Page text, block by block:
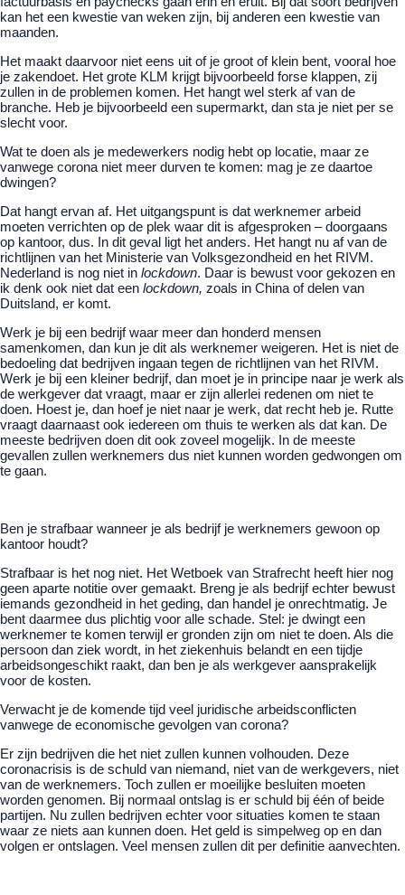
kan het een kwestie van weken zijn, bij anderen een kwestie van
maanden.
Het maakt daarvoor niet eens uit of je groot of klein bent, vooral hoe
je zakendoet. Het grote KLM krijgt bijvoorbeeld forse klappen, zij
zullen in de problemen komen. Het hangt wel sterk af van de
branche. Heb je bijvoorbeeld een supermarkt, dan sta je niet per se
slecht voor.
Wat te doen als je medewerkers nodig hebt op locatie, maar ze
vanwege corona niet meer durven te komen: mag je ze daartoe
dwingen?
Dat hangt ervan af. Het uitgangspunt is dat werknemer arbeid
moeten verrichten op de plek waar dit is afgesproken – doorgaans
op kantoor, dus. In dit geval ligt het anders. Het hangt nu af van de
richtlijnen van het Ministerie van Volksgezondheid en het RIVM.
Nederland is nog niet in lockdown. Daar is bewust voor gekozen en
ik denk ook niet dat een lockdown, zoals in China of delen van
Duitsland, er komt.
Werk je bij een bedrijf waar meer dan honderd mensen
samenkomen, dan kun je dit als werknemer weigeren. Het is niet de
bedoeling dat bedrijven ingaan tegen de richtlijnen van het RIVM.
Werk je bij een kleiner bedrijf, dan moet je in principe naar je werk als
de werkgever dat vraagt, maar er zijn allerlei redenen om niet te
doen. Hoest je, dan hoef je niet naar je werk, dat recht heb je. Rutte
vraagt daarnaast ook iedereen om thuis te werken als dat kan. De
meeste bedrijven doen dit ook zoveel mogelijk. In de meeste
gevallen zullen werknemers dus niet kunnen worden gedwongen om
te gaan.
Ben je strafbaar wanneer je als bedrijf je werknemers gewoon op
kantoor houdt?
Strafbaar is het nog niet. Het Wetboek van Strafrecht heeft hier nog
geen aparte notitie over gemaakt. Breng je als bedrijf echter bewust
iemands gezondheid in het geding, dan handel je onrechtmatig. Je
bent daarmee dus plichtig voor alle schade. Stel: je dwingt een
werknemer te komen terwijl er gronden zijn om niet te doen. Als die
persoon dan ziek wordt, in het ziekenhuis belandt en een tijdje
arbeidsongeschikt raakt, dan ben je als werkgever aansprakelijk
voor de kosten.
Verwacht je de komende tijd veel juridische arbeidsconflicten
vanwege de economische gevolgen van corona?
Er zijn bedrijven die het niet zullen kunnen volhouden. Deze
coronacrisis is de schuld van niemand, niet van de werkgevers, niet
van de werknemers. Toch zullen er moeilijke besluiten moeten
worden genomen. Bij normaal ontslag is er schuld bij één of beide
partijen. Nu zullen bedrijven echter voor situaties komen te staan
waar ze niets aan kunnen doen. Het geld is simpelweg op en dan
volgen er ontslagen. Veel mensen zullen dit per definitie aanvechten.